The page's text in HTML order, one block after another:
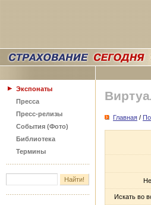
Экспонаты
Пресса
Пресс-релизы
События (Фото)
Библиотека
Термины
Главная /
Искать во